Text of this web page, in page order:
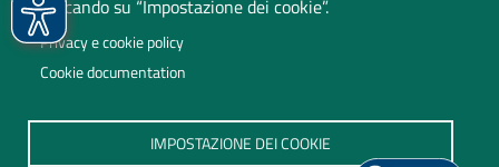
cliccando su “Impostazione dei cookie”.
Privacy e cookie policy
Cookie documentation
IMPOSTAZIONE DEI COOKIE
Università degli Studi dell'Insubria
Sede legale: via Ravasi 2, 21100 Varese
P.IVA 02481820120
(C.F. 95039180120)